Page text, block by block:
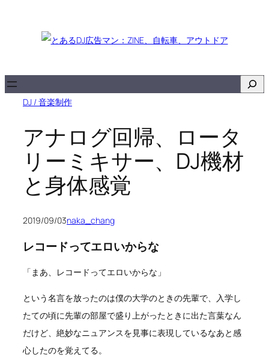
キ
DJ / 音楽制作
アナログ回帰、ロータ
リーミキサー、DJ機材
と身体感覚
2019/09/03naka_chang
レコードってエロいからな
「まあ、レコードってエロいからな」
という名言を放ったのは僕の大学のときの先輩で、入学し
たての頃に先輩の部屋で盛り上がったときに出た言葉なん
だけど、絶妙なニュアンスを見事に表現しているなあと感
心したのを覚えてる。